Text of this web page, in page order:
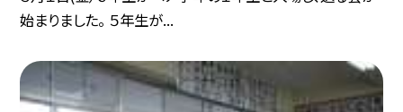
始まりました。 ５年生が...